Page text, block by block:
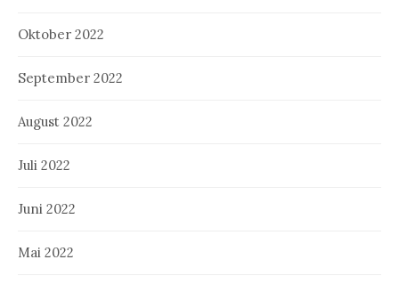
Oktober 2022
September 2022
August 2022
Juli 2022
Juni 2022
Mai 2022